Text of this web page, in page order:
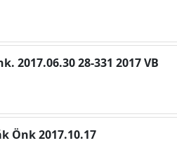
2017.06.30 28-331 2017 VB
Önk 2017.10.17